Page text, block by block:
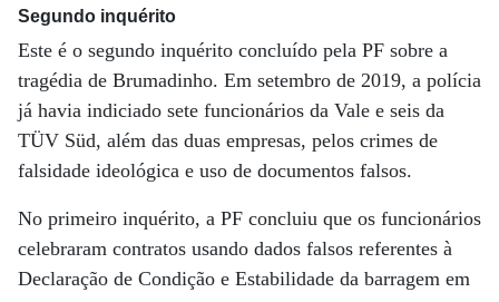
Segundo inquérito
Este é o segundo inquérito concluído pela PF sobre a
tragédia de Brumadinho. Em setembro de 2019, a polícia
já havia indiciado sete funcionários da Vale e seis da
TÜV Süd, além das duas empresas, pelos crimes de
falsidade ideológica e uso de documentos falsos.
No primeiro inquérito, a PF concluiu que os funcionários
celebraram contratos usando dados falsos referentes à
Declaração de Condição e Estabilidade da barragem em